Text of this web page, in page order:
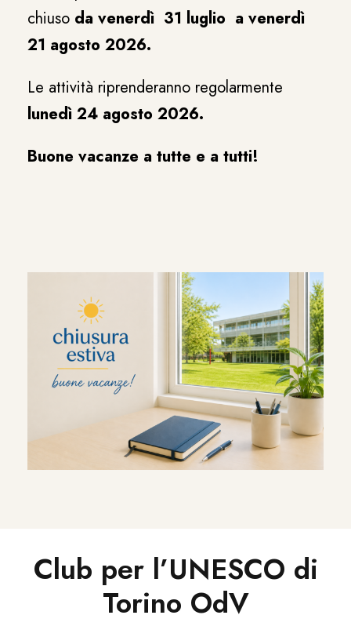
chiuso da venerdì 31 luglio a venerdì
21 agosto 2026.
Le attività riprenderanno regolarmente
lunedì 24 agosto 2026.
Buone vacanze a tutte e a tutti!
Club per l’UNESCO di
Torino OdV